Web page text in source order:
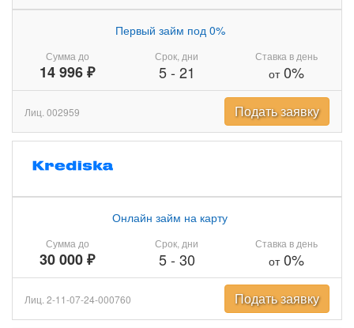
Сумма до
14 996 ₽
Первый займ под 0%
Срок, дни
5- 21
Ставка в день
от0%
Лиц. 002959 Подать заявку
Сумма до
30 000 ₽
Онлайн займ на карту
Срок, дни
5- 30
Ставка в день
от0%
Лиц. 2-11-07-24-000760 Подать заявку